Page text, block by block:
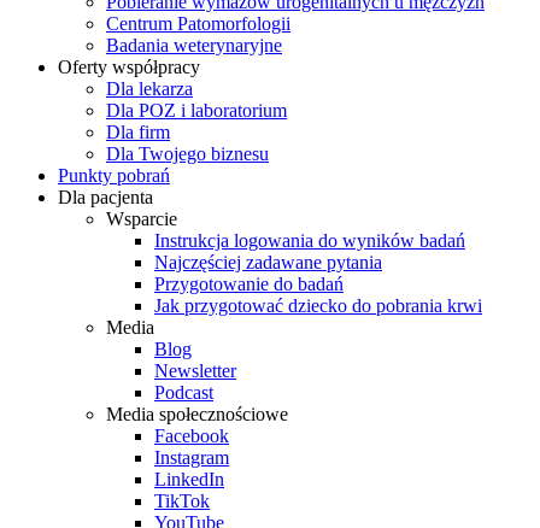
Centrum Patomorfologii
Badania weterynaryjne
Oferty współpracy
Dla lekarza
Dla POZ i laboratorium
Dla firm
Dla Twojego biznesu
Punkty pobrań
Dla pacjenta
Wsparcie
Instrukcja logowania do wyników badań
Najczęściej zadawane pytania
Przygotowanie do badań
Jak przygotować dziecko do pobrania krwi
Media
Blog
Newsletter
Podcast
Media społecznościowe
Facebook
Instagram
LinkedIn
TikTok
YouTube